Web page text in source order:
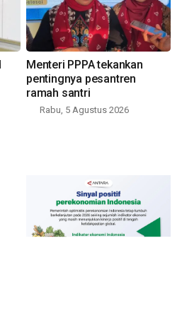
Menteri PPPA tekankan
pentingnya pesantren
ramah santri
Rabu, 5 Agustus 2026